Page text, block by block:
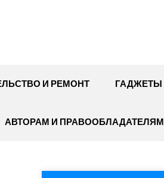
И РЕМОНТ ГАДЖЕТЫ
АВТОРАМ И ПРАВООБЛАДАТЕЛЯМ